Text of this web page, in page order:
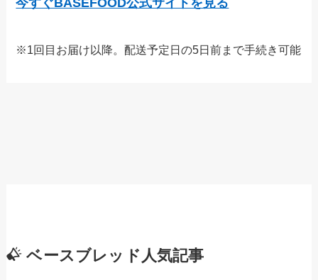
今すぐBASEFOOD公式サイトを見る
※1回目お届け以降。配送予定日の5日前まで手続き可能
ベースブレッド人気記事